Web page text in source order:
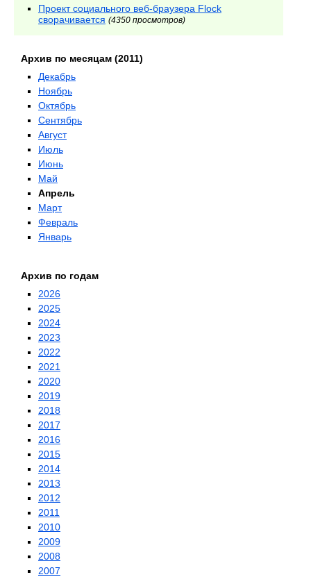
Проект социального веб-браузера Flock
сворачивается (4350 просмотров)
Архив по месяцам (2011)
Декабрь
Ноябрь
Октябрь
Сентябрь
Август
Июль
Июнь
Май
Апрель
Март
Февраль
Январь
Архив по годам
2026
2025
2024
2023
2022
2021
2020
2019
2018
2017
2016
2015
2014
2013
2012
2011
2010
2009
2008
2007